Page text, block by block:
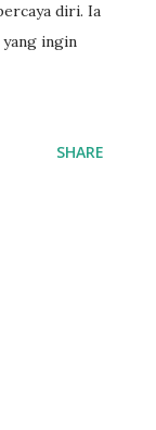
diri. Ia
ingin
SHARE